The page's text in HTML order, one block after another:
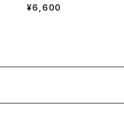
信）】夏の高校野球202
6群馬大会
¥6,600